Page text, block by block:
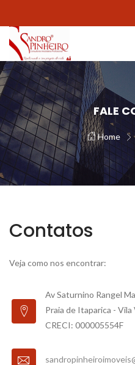
FALE
Home
Contatos
Veja como nos encontrar:
Av Saturnino Rangel
Praia de Itaparica - Vila
CRECI: 000005554F